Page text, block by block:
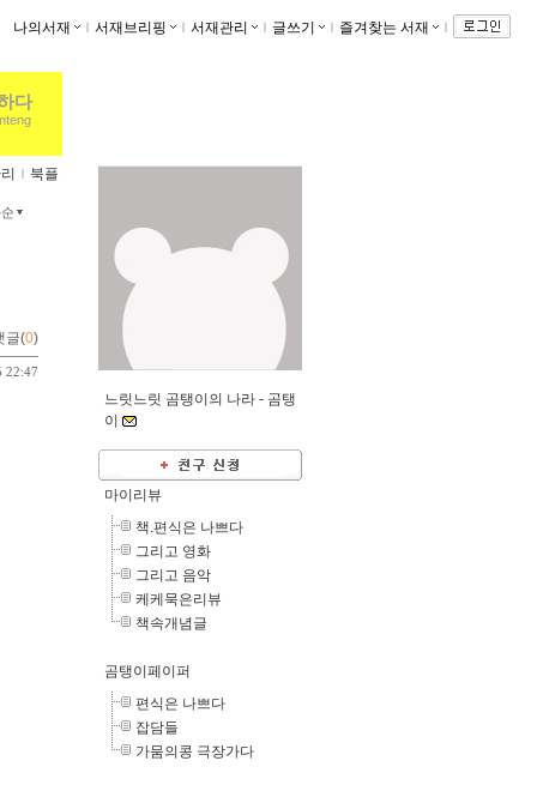
나의서재 ｌ 서재브리핑 ｌ 서재관리 ｌ 글쓰기 ｌ 즐겨찾는 서재 ｌ
다
ｌ 북플
글(0)
22:47
느릿느릿 곰탱이의 나라 - 곰탱
이
마이리뷰
책.편식은 나쁘다
그리고 영화
그리고 음악
케케묵은리뷰
책속개념글
곰탱이페이퍼
편식은 나쁘다
잡담들
가뭄의콩 극장가다